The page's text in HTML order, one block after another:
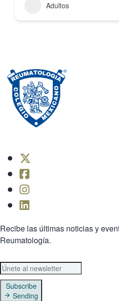
Adultos
Recibe las últimas noticias y
Reumatología.
Subscribe
Sending